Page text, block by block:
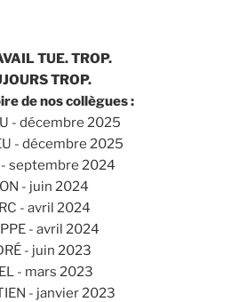
TUE. TROP.
TROP.
de nos collègues :
- décembre 2025
- décembre 2025
- septembre 2024
- juin 2024
- avril 2024
- avril 2024
- juin 2023
- mars 2023
- janvier 2023